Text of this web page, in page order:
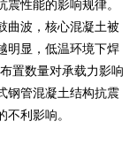
性能的影响规律。
曲波，核心混凝土被
明显，低温环境下焊
置数量对承载力影响
钢管混凝土结构抗震
利影响。